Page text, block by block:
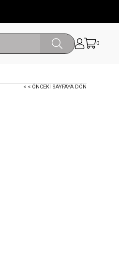
0
< < ÖNCEKI SAYFAYA DÖN